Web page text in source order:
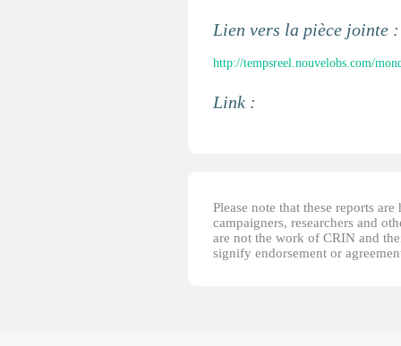
Lien vers la pièce jointe
http://tempsreel.nouvelobs.com/
Link :
Please note that these reports
campaigners, researchers and
are not the work of CRIN and
signify endorsement or